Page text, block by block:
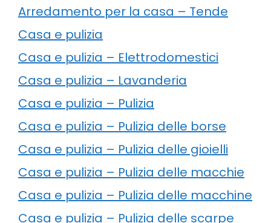
Arredamento per la casa – Tende
Casa e pulizia
Casa e pulizia – Elettrodomestici
Casa e pulizia – Lavanderia
Casa e pulizia – Pulizia
Casa e pulizia – Pulizia delle borse
Casa e pulizia – Pulizia delle gioielli
Casa e pulizia – Pulizia delle macchie
Casa e pulizia – Pulizia delle macchine
Casa e pulizia – Pulizia delle scarpe